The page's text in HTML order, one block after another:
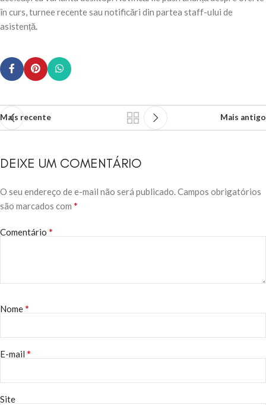
în curs, turnee recente sau notificări din partea staff-ului de
asistență.
Mais recente Mais antigo
DEIXE UM COMENTÁRIO
O seu endereço de e-mail não será publicado.Campos obrigatórios
são marcados com *
Comentário *
Nome*
E-mail *
Site